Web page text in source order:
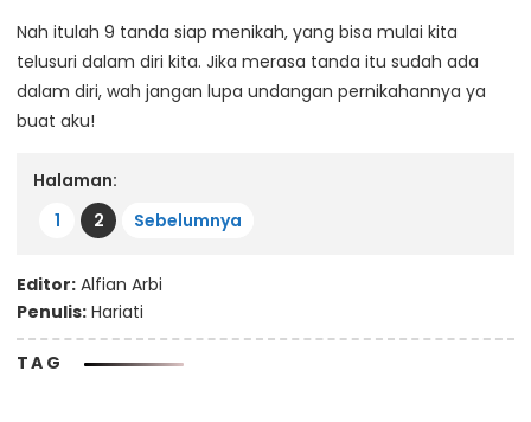
Nah itulah 9 tanda siap menikah, yang bisa mulai kita
telusuri dalam diri kita. Jika merasa tanda itu sudah ada
dalam diri, wah jangan lupa undangan pernikahannya ya
buat aku!
Halaman:
1
2 Sebelumnya
Editor: Alfian Arbi
Penulis: Hariati
TAG